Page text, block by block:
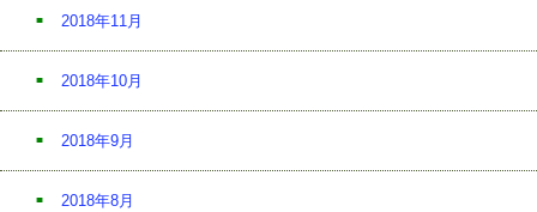
2018年11月
2018年10月
2018年9月
2018年8月